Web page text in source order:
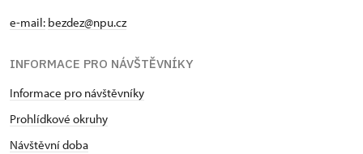
e-mail: bezdez@npu.cz
INFORMACE PRO NÁVŠTĚVNÍKY
Informace pro návštěvníky
Prohlídkové okruhy
Návštěvní doba